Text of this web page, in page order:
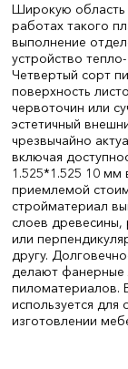
Широкую область
работах такого
выполнение
устройство
Четвертый сорт
поверхность
червоточин или
эстетичный
чрезвычайно
включая
1.525*1.525 10 мм
приемлемой
стройматериал
слоев
или
другу.
делают фанерные
пиломатериалов.
используется
изготовлении